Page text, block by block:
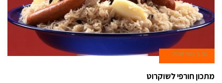
30 בינואר 2018
מתכון חורפי לשוקרוט